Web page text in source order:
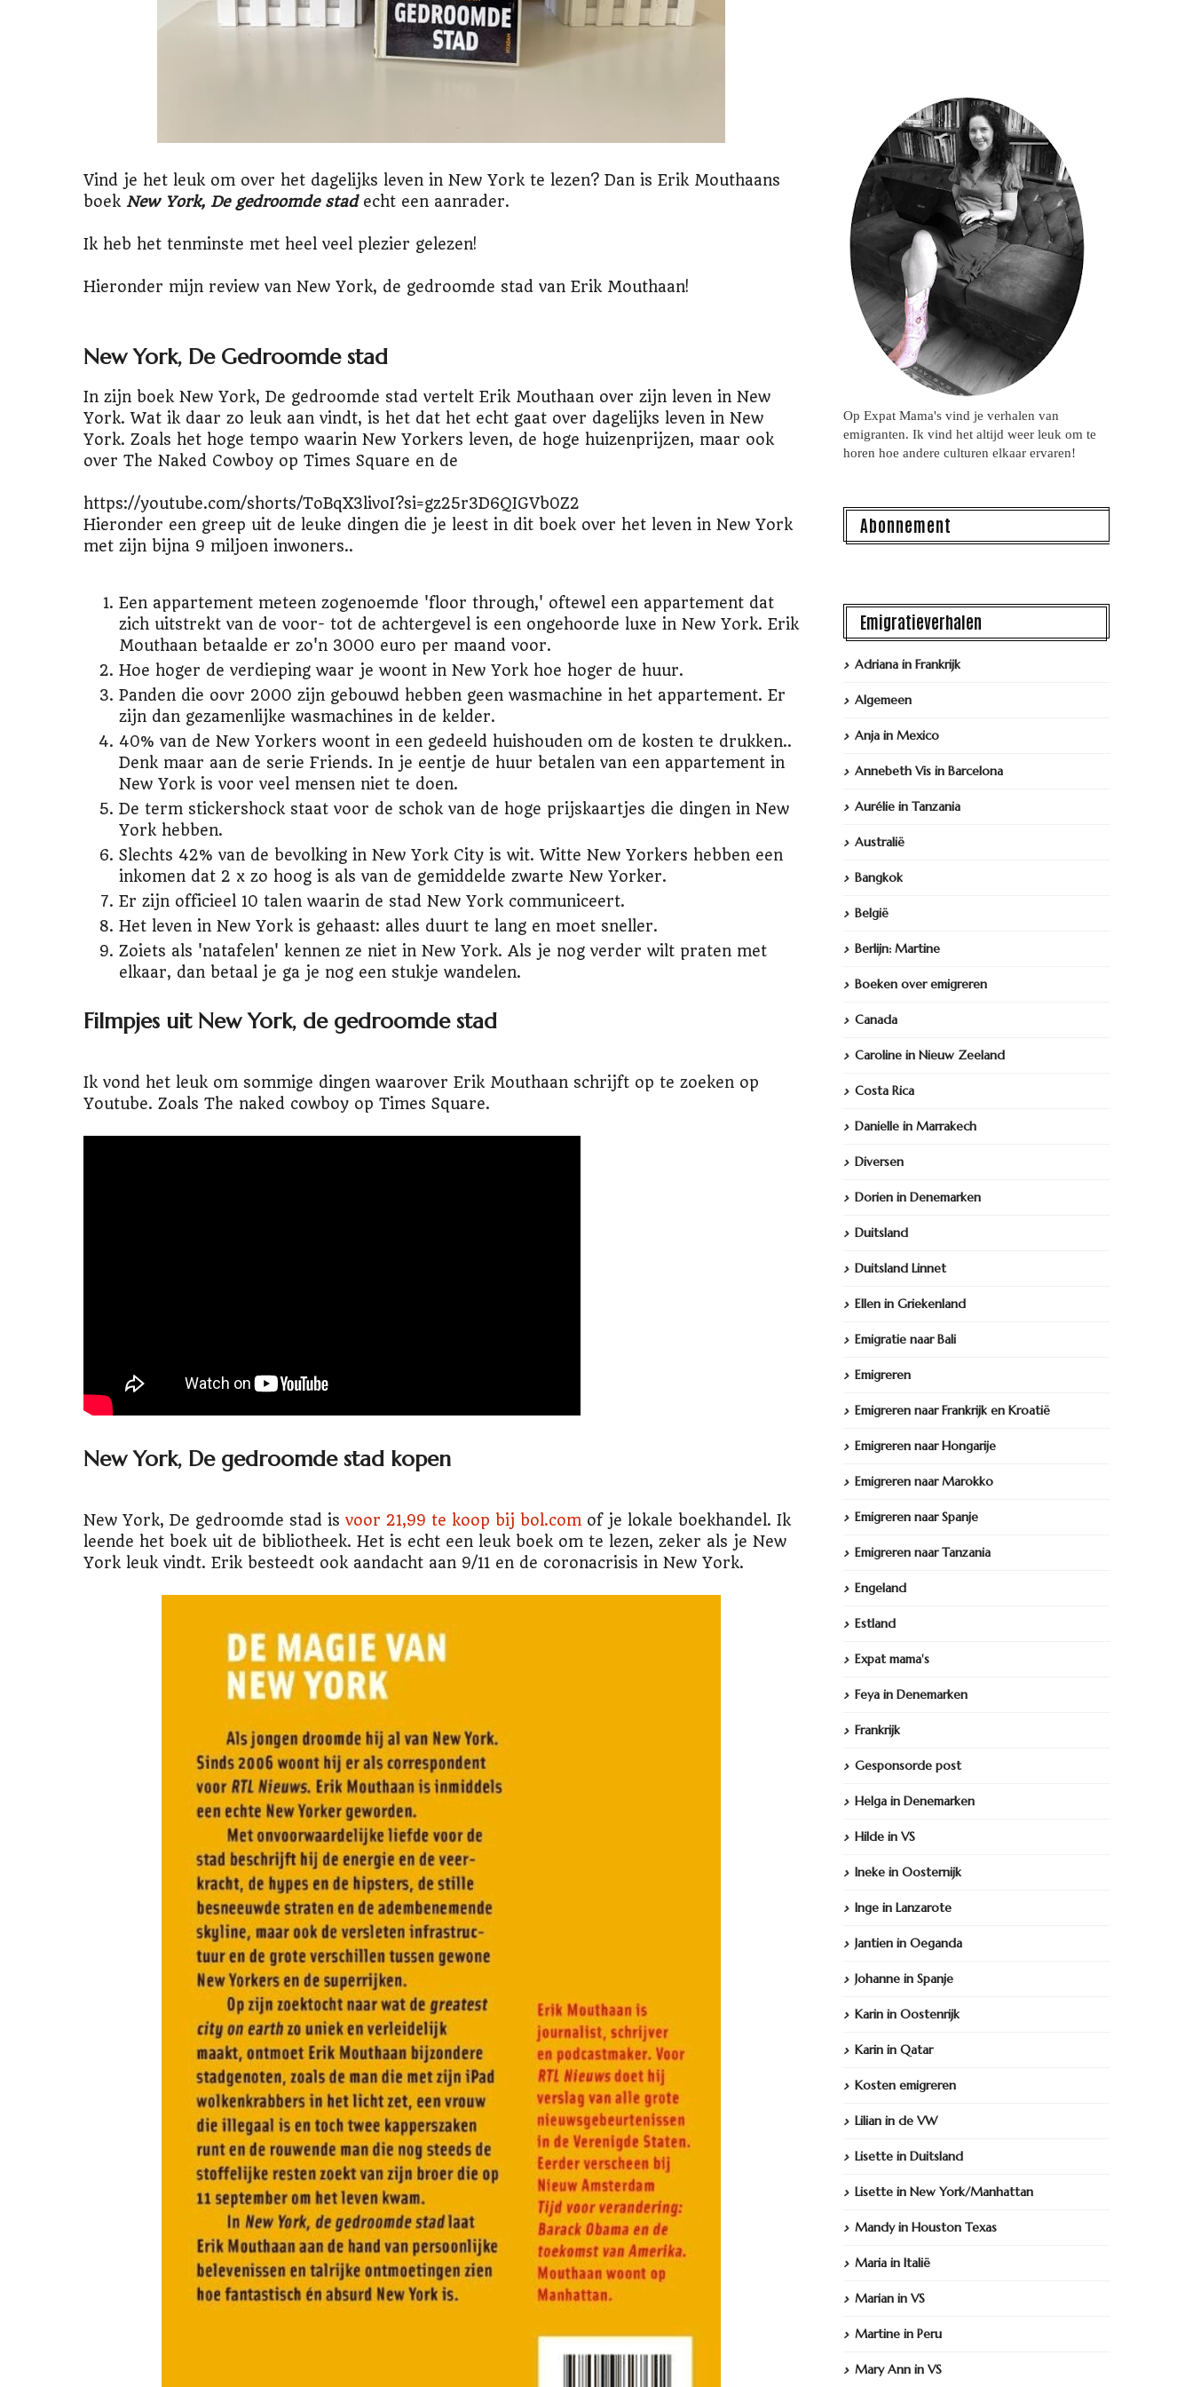
Vind je het leuk om over het dagelijks leven in New York te lezen? Dan is Erik Mouthaans
boek New York, De gedroomde stadecht een aanrader.
Ik heb het tenminste met heel veel plezier gelezen!
Hieronder mijn review van New York, de gedroomde stad van Erik Mouthaan!
New York, De Gedroomde stad
In zijn boek New York, De gedroomde stad vertelt Erik Mouthaan over zijn leven in New
York. Wat ik daar zo leuk aan vindt, is het dat het echt gaat over dagelijks leven in New
York. Zoals het hoge tempo waarin New Yorkers leven, de hoge huizenprijzen, maar ook
over The Naked Cowboy op Times Square en de
https://youtube.com/shorts/ToBqX3livoI?si=gz25r3D6QIGVb0Z2
Hieronder een greep uit de leuke dingen die je leest in dit boek over het leven in New York
met zijn bijna 9 miljoen inwoners..
Een appartement meteen zogenoemde 'floor through,' oftewel een appartement dat
zich uitstrekt van de voor- tot de achtergevel is een ongehoorde luxe in New York. Erik
Mouthaan betaalde er zo'n 3000 euro per maand voor.
Hoe hoger de verdieping waar je woont in New York hoe hoger de huur.
Panden die oovr 2000 zijn gebouwd hebben geen wasmachine in het appartement. Er
zijn dan gezamenlijke wasmachines in de kelder.
40% van de New Yorkers woont in een gedeeld huishouden om de kosten te drukken..
Denk maar aan de serie Friends. In je eentje de huur betalen van een appartement in
New York is voor veel mensen niet te doen.
De term stickershock staat voor de schok van de hoge prijskaartjes die dingen in New
York hebben.
Slechts 42% van de bevolking in New York City is wit. Witte New Yorkers hebben een
inkomen dat 2 x zo hoog is als van de gemiddelde zwarte New Yorker.
Er zijn officieel 10 talen waarin de stad New York communiceert.
Het leven in New York is gehaast: alles duurt te lang en moet sneller.
Zoiets als 'natafelen' kennen ze niet in New York. Als je nog verder wilt praten met
elkaar, dan betaal je ga je nog een stukje wandelen.
Filmpjes uit New York, de gedroomde stad
Ik vond het leuk om sommige dingen waarover Erik Mouthaan schrijft op te zoeken op
Youtube. Zoals The naked cowboy op Times Square.
New York, De gedroomde stad kopen
New York, De gedroomde stad is voor 21,99 te koop bij bol.com of je lokale boekhandel. Ik
leende het boek uit de bibliotheek. Het is echt een leuk boek om te lezen, zeker als je New
York leuk vindt. Erik besteedt ook aandacht aan 9/11 en de coronacrisis in New York.
Op Expat Mama's vind je verhalen van
emigranten. Ik vind het altijd weer leuk om te
horen hoe andere culturen elkaar ervaren!
Abonnement
Emigratieverhalen
Adriana in Frankrijk
Algemeen
Anja in Mexico
Annebeth Vis in Barcelona
Aurélie in Tanzania
Australië
Bangkok
België
Berlijn: Martine
Boeken over emigreren
Canada
Caroline in Nieuw Zeeland
Costa Rica
Danielle in Marrakech
Diversen
Dorien in Denemarken
Duitsland
Duitsland Linnet
Ellen in Griekenland
Emigratie naar Bali
Emigreren
Emigreren naar Frankrijk en Kroatië
Emigreren naar Hongarije
Emigreren naar Marokko
Emigreren naar Spanje
Emigreren naar Tanzania
Engeland
Estland
Expat mama's
Feya in Denemarken
Frankrijk
Gesponsorde post
Helga in Denemarken
Hilde in VS
Ineke in Oosternijk
Inge in Lanzarote
Jantien in Oeganda
Johanne in Spanje
Karin in Oostenrijk
Karin in Qatar
Kosten emigreren
Lilian in de VW
Lisette in Duitsland
Lisette in New York/Manhattan
Mandy in Houston Texas
Maria in Italië
Marian in VS
Martine in Peru
Mary Ann in VS